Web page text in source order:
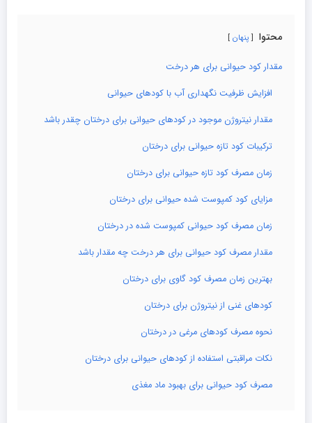
محتوا پنهان
مقدار کود حیوانی برای هر درخت
افزایش ظرفیت نگهداری آب با کودهای حیوانی
مقدار نیتروژن موجود در کودهای حیوانی برای درختان چقدر باشد
ترکیبات کود تازه حیوانی برای درختان
زمان مصرف کود تازه حیوانی برای درختان
مزایای کود کمپوست شده حیوانی برای درختان
زمان مصرف کود حیوانی کمپوست شده در درختان
مقدار مصرف کود حیوانی برای هر درخت چه مقدار باشد
بهترین زمان مصرف کود گاوی برای درختان
کودهای غنی از نیتروژن برای درختان
نحوه مصرف کودهای مرغی در درختان
نکات مراقبتی استفاده از کودهای حیوانی برای درختان
مصرف کود حیوانی برای بهبود ماد مغذی